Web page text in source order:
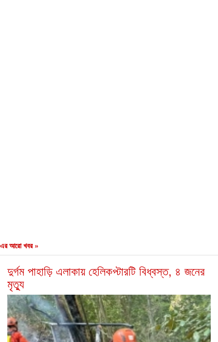
এর আরো খবর »
দুর্গম পাহাড়ি এলাকায় হেলিকপ্টারটি বিধ্বস্ত, ৪ জনের
মৃত্যু